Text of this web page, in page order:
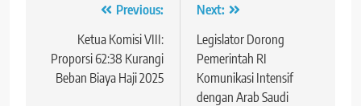
Navigasi Previous:
Ketua Komisi VIII:
Proporsi 62:38 Kurangi
Beban Biaya Haji 2025
Next:
Legislator Dorong
Pemerintah RI
Komunikasi Intensif
dengan Arab Saudi